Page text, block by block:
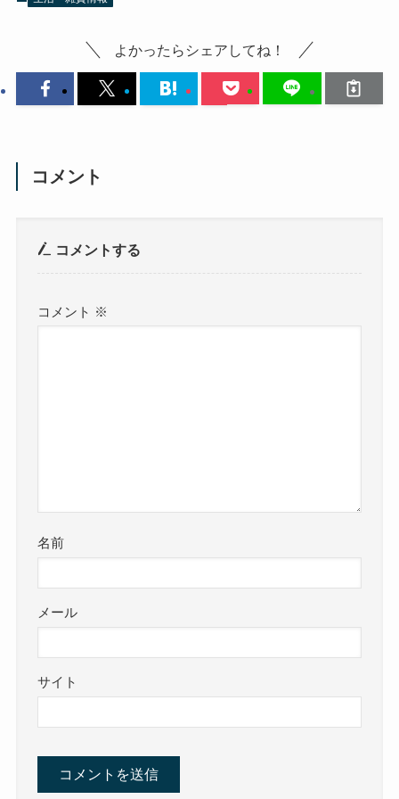
よかったらシェアしてね！
コメント
コメントする
コメント ※
名前
メール
サイト